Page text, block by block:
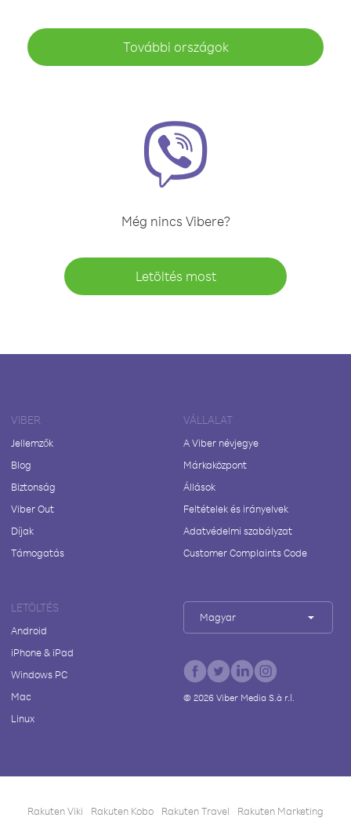
További országok
Még nincs Vibere?
Letöltés most
VIBER
Jellemzők
Blog
Biztonság
Viber Out
Díjak
Támogatás
VÁLLALAT
A Viber névjegye
Márkaközpont
Állások
Feltételek és irányelvek
Adatvédelmi szabályzat
Customer Complaints Code
LETÖLTÉS
Android
iPhone & iPad
Windows PC
Mac
Linux
Magyar
© 2026Viber Media S.à r.l.
Rakuten Viki Rakuten Kobo Rakuten Travel
Rakuten Marketing